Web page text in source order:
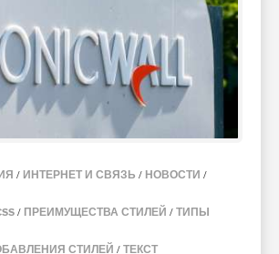
/ ИНТЕРНЕТ И СВЯЗЬ / НОВОСТИ /
/ ПРЕИМУЩЕСТВА СТИЛЕЙ / ТИПЫ
СТИЛЕЙ / ТЕКСТ